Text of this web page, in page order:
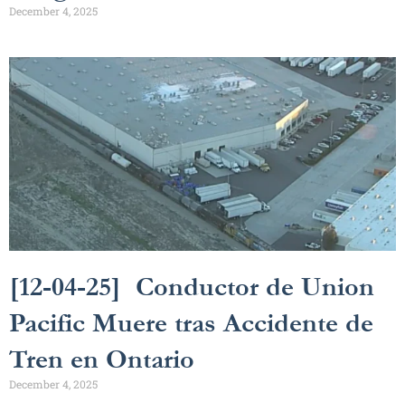
December 4, 2025
[12-04-25] Conductor de Union
Pacific Muere tras Accidente de
Tren en Ontario
December 4, 2025